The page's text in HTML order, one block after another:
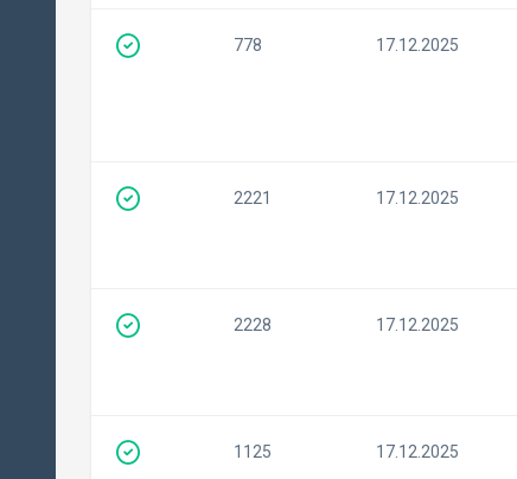
778 17.12.2025
2221 17.12.2025
2228 17.12.2025
1125 17.12.2025